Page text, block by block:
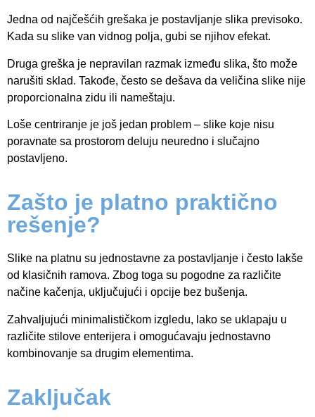
Jedna od najčešćih grešaka je postavljanje slika previsoko.
Kada su slike van vidnog polja, gubi se njihov efekat.
Druga greška je nepravilan razmak između slika, što može
narušiti sklad. Takođe, često se dešava da veličina slike nije
proporcionalna zidu ili nameštaju.
Loše centriranje je još jedan problem – slike koje nisu
poravnate sa prostorom deluju neuredno i slučajno
postavljeno.
Zašto je platno praktično
rešenje?
Slike na platnu su jednostavne za postavljanje i često lakše
od klasičnih ramova. Zbog toga su pogodne za različite
načine kačenja, uključujući i opcije bez bušenja.
Zahvaljujući minimalističkom izgledu, lako se uklapaju u
različite stilove enterijera i omogućavaju jednostavno
kombinovanje sa drugim elementima.
Zaključak